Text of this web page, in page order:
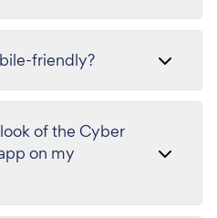
friendly?
of the Cyber
on my